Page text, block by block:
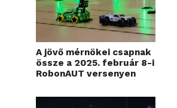
A jövő mérnökei csapnak
össze a 2025. február 8-i
RobonAUT versenyen